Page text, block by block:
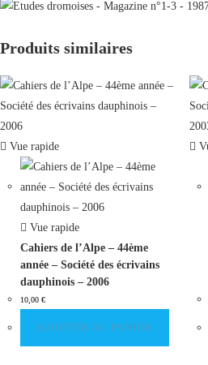
Produits similaires
Vue rapide
Vue rapide
Cahiers de l’Alpe – 44ème
année – Société des écrivains
dauphinois – 2006
10,00 €
AJOUTER AU PANIER